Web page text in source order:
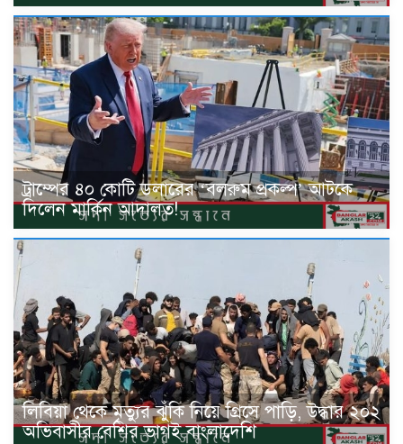
ট্রাম্পের ৪০ কোটি ডলারের ‘বলরুম প্রকল্প’ আটকে
দিলেন মার্কিন আদালত!
লিবিয়া থেকে মৃত্যুর ঝুঁকি নিয়ে গ্রিসে পাড়ি, উদ্ধার ২০২
অভিবাসীর বেশির ভাগই বাংলাদেশি